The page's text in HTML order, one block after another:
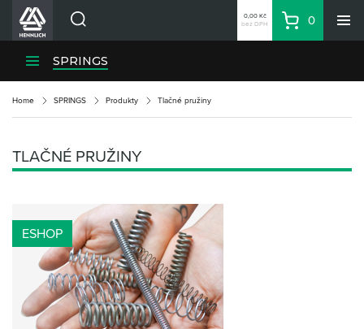
Divize HENNLICH
Kariéra
Kontakty
CS
Přihlásit se
CZK
Nákupní seznam
0,00 Kč
bez DPH
Košík
0
SPRINGS
Home SPRINGS Produkty Tlačné pružiny
TLAČNÉ PRUŽINY
ESHOP